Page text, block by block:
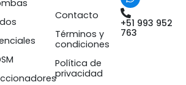
Contacto
Términos y
condiciones
Política de
privacidad
+51 993 952
763